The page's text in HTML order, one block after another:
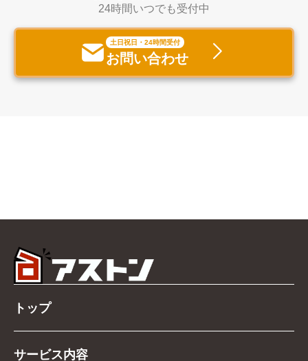
24時間いつでも受付中
土日祝日・24時間受付
お問い合わせ
トップ
サービス内容